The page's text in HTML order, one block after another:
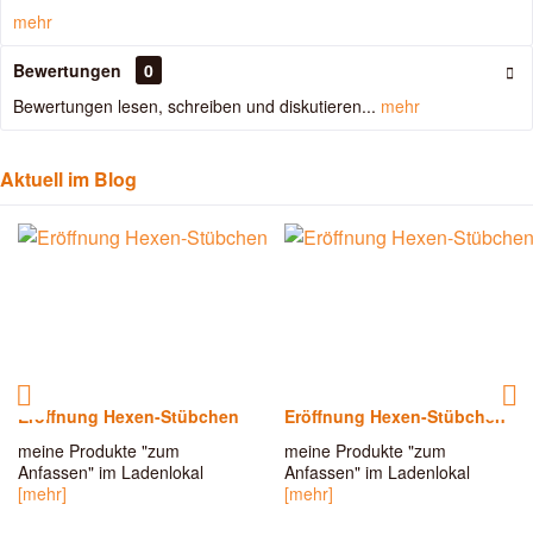
mehr
Bewertungen
0
Bewertungen lesen, schreiben und diskutieren... mehr
Aktuell im Blog
Eröffnung Hexen-Stübchen
meine Produkte "zum
Anfassen" im Ladenlokal
[mehr]
Eröffnung Hexen-Stübchen
meine Produkte "zum
Anfassen" im Ladenlokal
[mehr]